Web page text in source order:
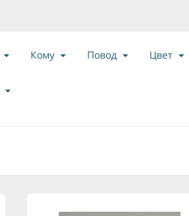
Кому Повод Цвет